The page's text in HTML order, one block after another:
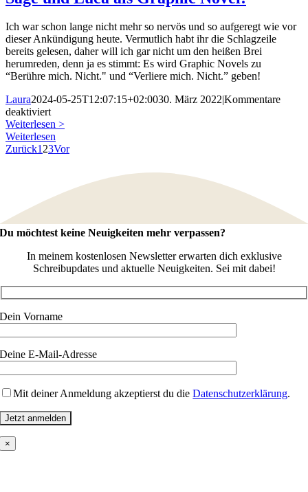
Ich war schon lange nicht mehr so nervös und so aufgeregt wie vor
dieser Ankündigung heute. Vermutlich habt ihr die Schlagzeile
bereits gelesen, daher will ich gar nicht um den heißen Brei
herumreden, denn ja es stimmt: Es wird Graphic Novels zu
“Berühre mich. Nicht." und “Verliere mich. Nicht.” geben!
Laura2024-05-25T12:07:15+02:0030. März 2022|Kommentare
deaktiviertfür
Sage
und
Luca
Novel!
Weiterlesen >
Weiterlesen
Zurück123Vor
Du möchtest keine Neuigkeiten mehr verpassen?
In meinem kostenlosen Newsletter erwarten dich exklusive
Schreibupdates und aktuelle Neuigkeiten. Sei mit dabei!
Dein Vorname
Deine E-Mail-Adresse
Mit deiner Anmeldung akzeptierst du dieDatenschutzerklärung.
×